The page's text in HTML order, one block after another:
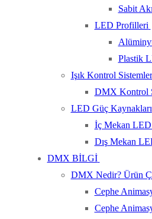
Sabit
LED Profilleri
Plastik
Işık Kontrol
DMX Kontrol
LED Güç Kaynakları
İç Mekan
Dış Mekan
DMX BİLGİ
DMX Nedir? Ürün
Cephe
Cephe